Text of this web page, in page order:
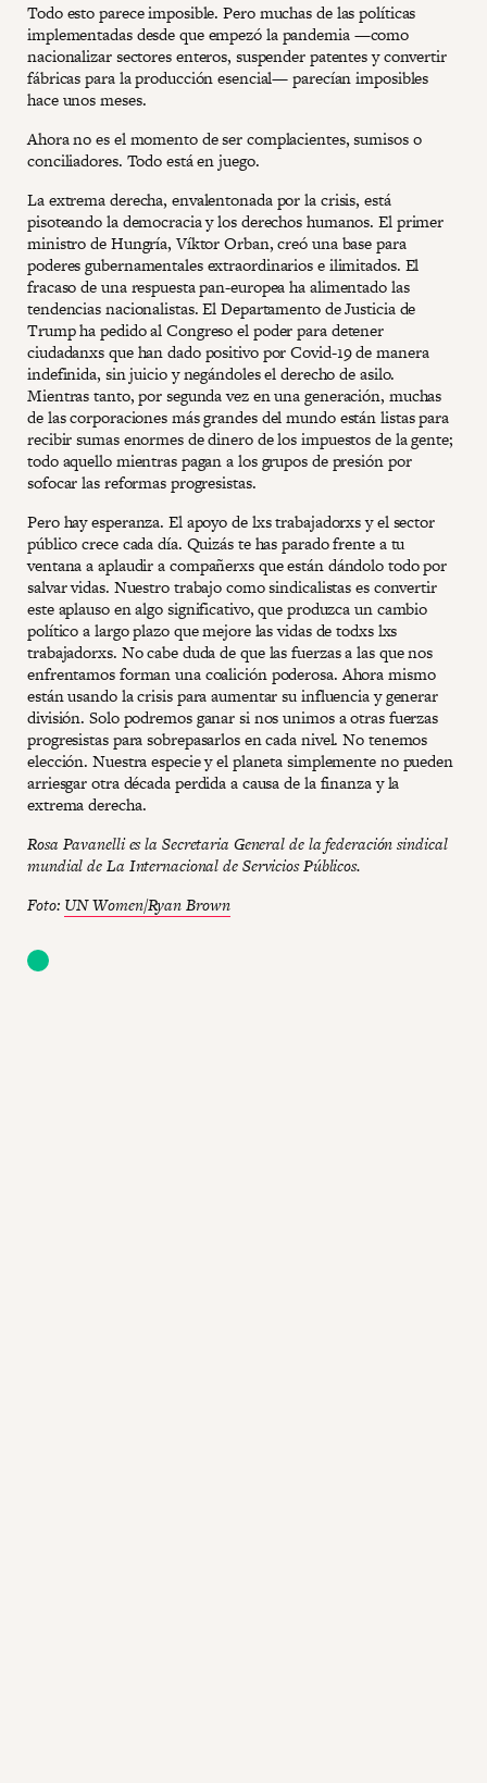
Todo esto parece imposible. Pero muchas de las políticas
implementadas desde que empezó la pandemia —como
nacionalizar sectores enteros, suspender patentes y convertir
fábricas para la producción esencial— parecían imposibles
hace unos meses.
Ahora no es el momento de ser complacientes, sumisos o
conciliadores. Todo está en juego.
La extrema derecha, envalentonada por la crisis, está
pisoteando la democracia y los derechos humanos. El primer
ministro de Hungría, Víktor Orban, creó una base para
poderes gubernamentales extraordinarios e ilimitados. El
fracaso de una respuesta pan-europea ha alimentado las
tendencias nacionalistas. El Departamento de Justicia de
Trump ha pedido al Congreso el poder para detener
ciudadanxs que han dado positivo por Covid-19 de manera
indefinida, sin juicio y negándoles el derecho de asilo.
Mientras tanto, por segunda vez en una generación, muchas
de las corporaciones más grandes del mundo están listas para
recibir sumas enormes de dinero de los impuestos de la gente;
todo aquello mientras pagan a los grupos de presión por
sofocar las reformas progresistas.
Pero hay esperanza. El apoyo de lxs trabajadorxs y el sector
público crece cada día. Quizás te has parado frente a tu
ventana a aplaudir a compañerxs que están dándolo todo por
salvar vidas. Nuestro trabajo como sindicalistas es convertir
este aplauso en algo significativo, que produzca un cambio
político a largo plazo que mejore las vidas de todxs lxs
trabajadorxs. No cabe duda de que las fuerzas a las que nos
enfrentamos forman una coalición poderosa. Ahora mismo
están usando la crisis para aumentar su influencia y generar
división. Solo podremos ganar si nos unimos a otras fuerzas
progresistas para sobrepasarlos en cada nivel. No tenemos
elección. Nuestra especie y el planeta simplemente no pueden
arriesgar otra década perdida a causa de la finanza y la
extrema derecha.
Rosa Pavanelli es la Secretaria General de la federación sindical
mundial de La Internacional de Servicios Públicos.
Foto: UN Women/Ryan Brown